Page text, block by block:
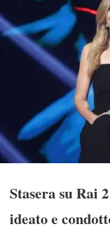
Stasera su Rai
ideato e